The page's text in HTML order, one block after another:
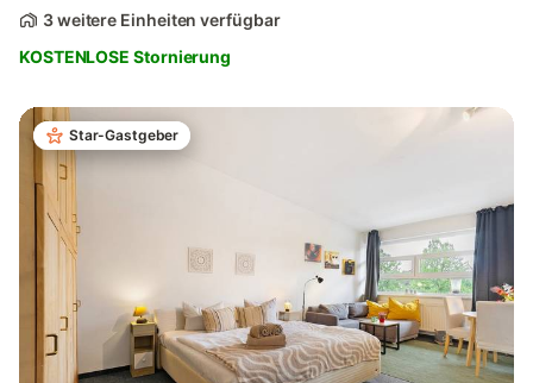
3 weitere Einheiten verfügbar
KOSTENLOSE Stornierung
Star-Gastgeber